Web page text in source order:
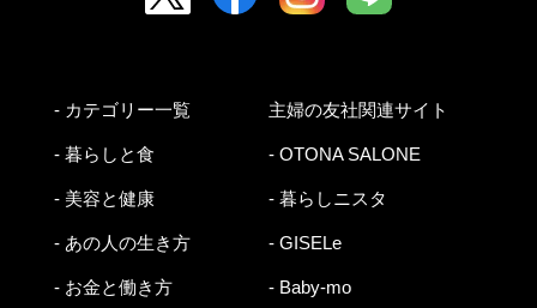
- カテゴリー一覧
- 暮らしと食
- 美容と健康
- あの人の生き方
- お金と働き方
主婦の友社関連サイト
- OTONA SALONE
- 暮らしニスタ
- GISELe
- Baby-mo